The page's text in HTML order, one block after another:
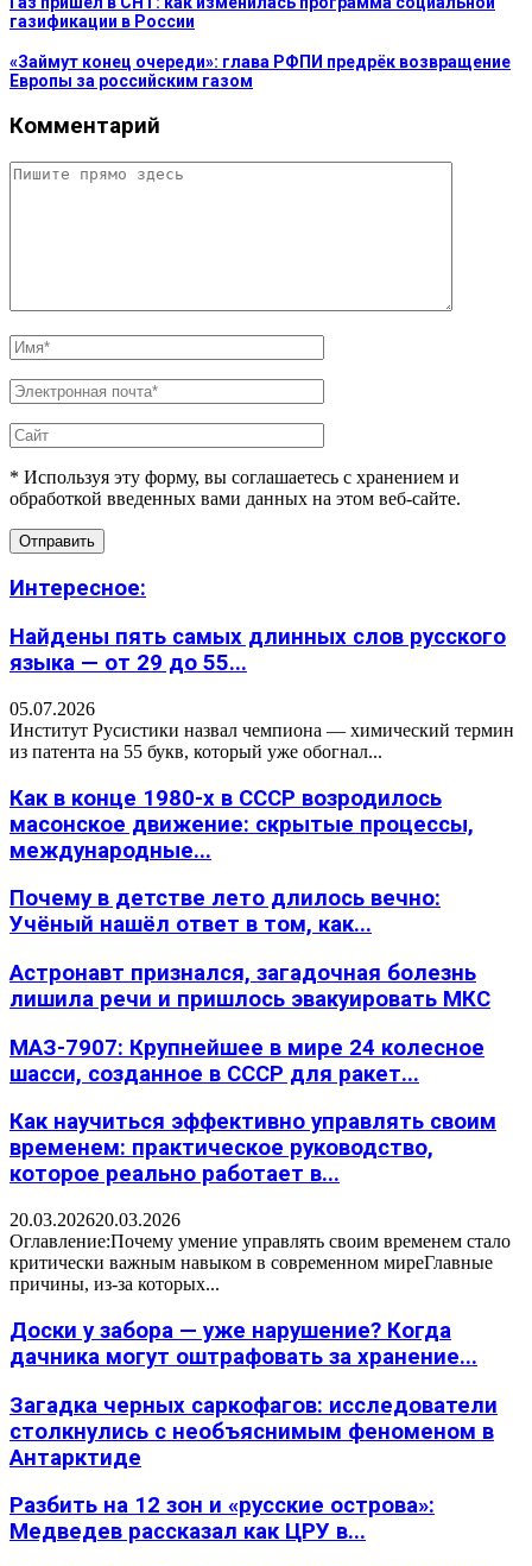
газификации в России
«Займут конец очереди»: глава РФПИ предрёк возвращение
Европы за российским газом
Комментарий
* Используя эту форму, вы соглашаетесь с хранением и
обработкой введенных вами данных на этом веб-сайте.
Интересное:
Найдены пять самых длинных слов русского
языка — от 29 до 55...
05.07.2026
Институт Русистики назвал чемпиона — химический термин
из патента на 55 букв, который уже обогнал...
Как в конце 1980-х в СССР возродилось
масонское движение: скрытые процессы,
международные...
Почему в детстве лето длилось вечно:
Учёный нашёл ответ в том, как...
Астронавт признался, загадочная болезнь
лишила речи и пришлось эвакуировать МКС
МАЗ-7907: Крупнейшее в мире 24 колесное
шасси, созданное в СССР для ракет...
Как научиться эффективно управлять своим
временем: практическое руководство,
которое реально работает в...
20.03.202620.03.2026
Оглавление:Почему умение управлять своим временем стало
критически важным навыком в современном миреГлавные
причины, из-за которых...
Доски у забора — уже нарушение? Когда
дачника могут оштрафовать за хранение...
Загадка черных саркофагов: исследователи
столкнулись с необъяснимым феноменом в
Антарктиде
Разбить на 12 зон и «русские острова»:
Медведев рассказал как ЦРУ в...